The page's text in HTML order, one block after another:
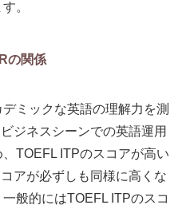
。
の関係
ミックな英語の理解力を測
ジネスシーンでの英語運用
TOEFL ITPのスコアが高い
アが必ずしも同様に高くな
般的にはTOEFL ITPのスコ